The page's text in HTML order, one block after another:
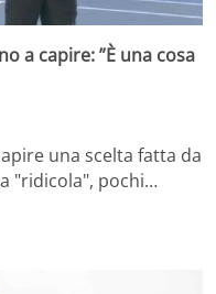
a capire: ”È una cosa
una scelta fatta da
"ridicola", pochi…